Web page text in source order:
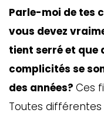
Parle-moi de tes
vous devez
tient serré et que
complicités se
des années? Ces
Toutes